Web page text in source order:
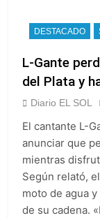
DESTACADO
L-Gante
del Plata y
Diario EL SOL
El cantante L-
anunciar que
mientras
Según relató,
moto de agua
de su cadena.